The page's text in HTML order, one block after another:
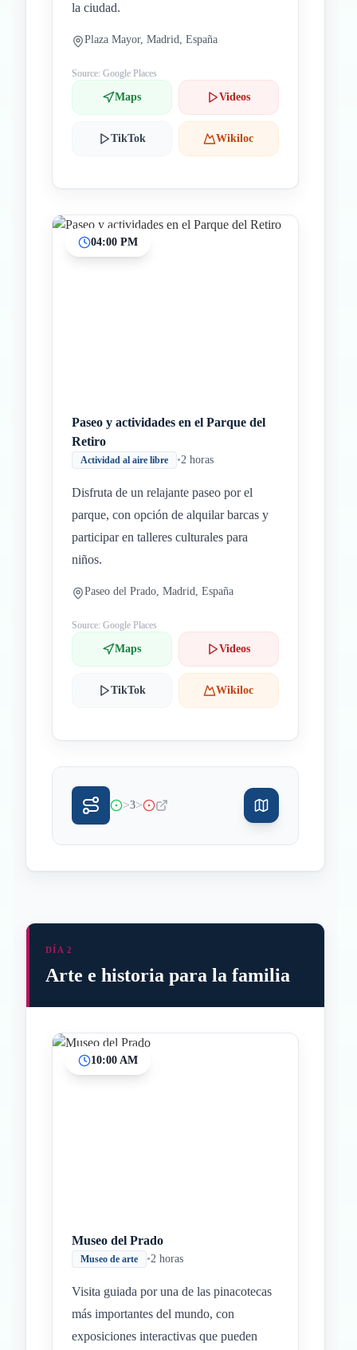
la ciudad.
Plaza Mayor, Madrid, España
Source: Google Places
Maps Videos
TikTok Wikiloc
04:00 PM
Paseo y actividades en el Parque del
Retiro
Actividad al aire libre •2 horas
Disfruta de un relajante paseo por el
parque, con opción de alquilar barcas y
participar en talleres culturales para
niños.
Paseo del Prado, Madrid, España
Source: Google Places
Maps Videos
TikTok Wikiloc
>3>
DÍA 2
Arte e historia para la familia
10:00 AM
Museo del Prado
Museo de arte •2 horas
Visita guiada por una de las pinacotecas
más importantes del mundo, con
exposiciones interactivas que pueden